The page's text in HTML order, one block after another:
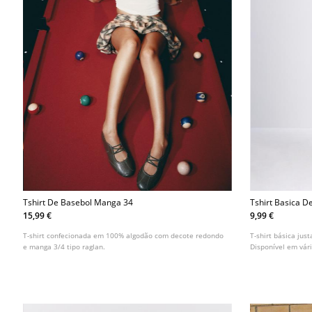
Tshirt De Basebol Manga 34
15,99 €
T-shirt confecionada em 100% algodão com decote redondo
e manga 3/4 tipo raglan.
Tshirt Basica
9,99 €
T-shirt básica
Disponível em